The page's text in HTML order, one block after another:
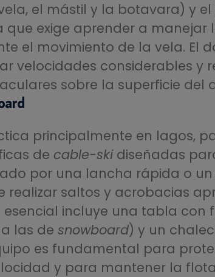
el mástil y la botavara) y el
que exige aprender a manejar
el movimiento de la vela. El
velocidades considerables y
sobre la superficie del
principalmente en lagos,
de cable-ski diseñadas
por una lancha rápida o
realizar saltos y acrobacias
esencial incluye una tabla con
las de snowboard) y un
es fundamental para
y para mantener la